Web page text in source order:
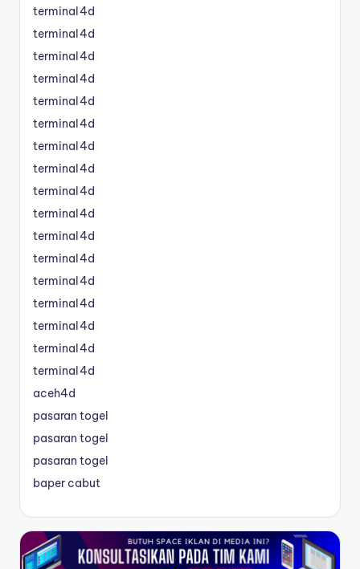
terminal4d
terminal4d
terminal4d
terminal4d
terminal4d
terminal4d
terminal4d
terminal4d
terminal4d
terminal4d
terminal4d
terminal4d
terminal4d
terminal4d
terminal4d
terminal4d
terminal4d
aceh4d
pasaran togel
pasaran togel
pasaran togel
baper cabut